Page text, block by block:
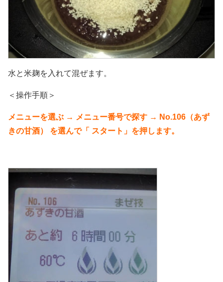
水と米麹を入れて混ぜます。
＜操作手順＞
メニューを選ぶ → メニュー番号で探す → No.106（あず
きの甘酒） を選んで「 スタート」を押します。